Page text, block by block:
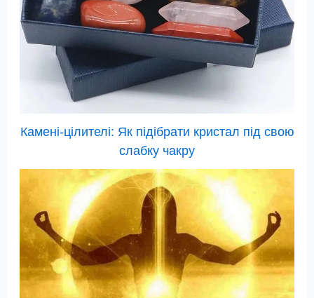
Камені-цілителі: Як підібрати кристал під свою
слабку чакру